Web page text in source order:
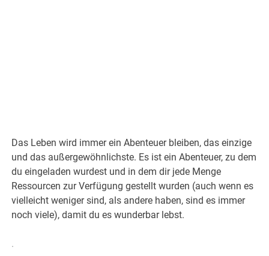
Das Leben wird immer ein Abenteuer bleiben, das einzige
und das außergewöhnlichste. Es ist ein Abenteuer, zu dem
du eingeladen wurdest und in dem dir jede Menge
Ressourcen zur Verfügung gestellt wurden (auch wenn es
vielleicht weniger sind, als andere haben, sind es immer
noch viele), damit du es wunderbar lebst.
.